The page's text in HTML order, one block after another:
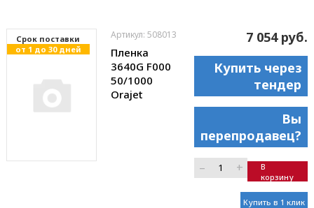
Cрок поставки
от 1 до 30 дней
Артикул: 508013
Пленка
3640G F000
50/1000
Orajet
7 054 руб.
Купить через
тендер
Вы
перепродавец?
– +
В
корзину
Купить в 1 клик